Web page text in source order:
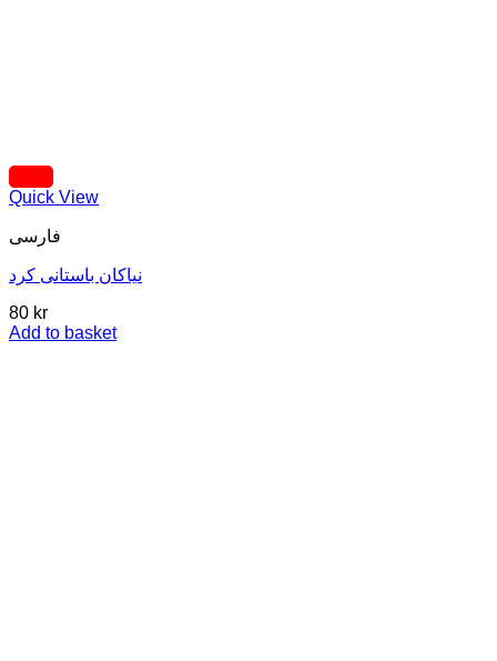
Quick View
فارسی
نیاکان باستانی کرد
80 kr
Add to basket